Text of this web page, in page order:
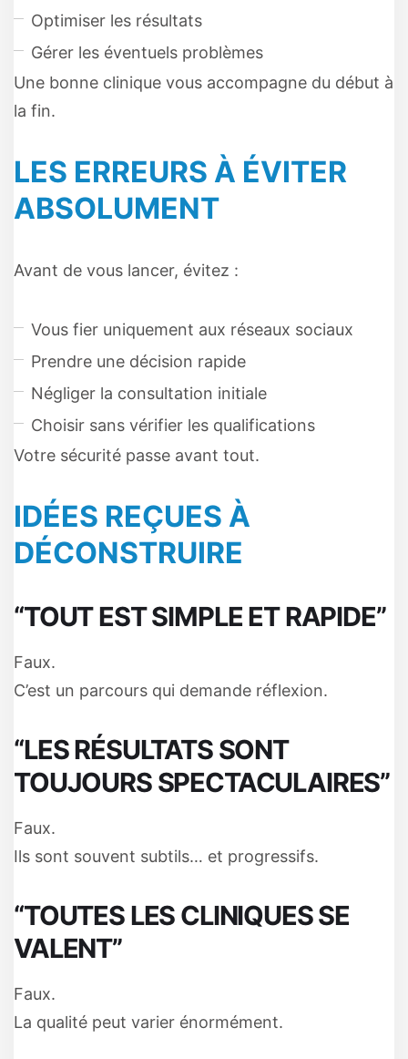
Optimiser les résultats
Gérer les éventuels problèmes
Une bonne clinique vous accompagne du début à
la fin.
LES ERREURS À ÉVITER
ABSOLUMENT
Avant de vous lancer, évitez :
Vous fier uniquement aux réseaux sociaux
Prendre une décision rapide
Négliger la consultation initiale
Choisir sans vérifier les qualifications
Votre sécurité passe avant tout.
IDÉES REÇUES À
DÉCONSTRUIRE
“TOUT EST SIMPLE ET RAPIDE”
Faux.
C’est un parcours qui demande réflexion.
“LES RÉSULTATS SONT
TOUJOURS SPECTACULAIRES”
Faux.
Ils sont souvent subtils… et progressifs.
“TOUTES LES CLINIQUES SE
VALENT”
Faux.
La qualité peut varier énormément.